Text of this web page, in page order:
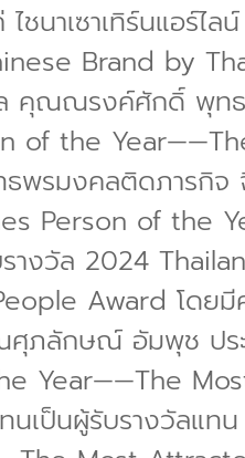
ชนาเซาเทิร์นแอร์
Brand by
ล คุณณรงค์ศักดิ์ พุท
of the
มงคลติดภารกิจ
Person of the
างวัล 2024
Award โดย
ศุภลักษณ์ อัมพุช ปร
Year——The
เป็นผู้รับรางวัลแท